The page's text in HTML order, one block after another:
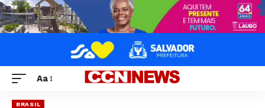
Aa
BRASIL